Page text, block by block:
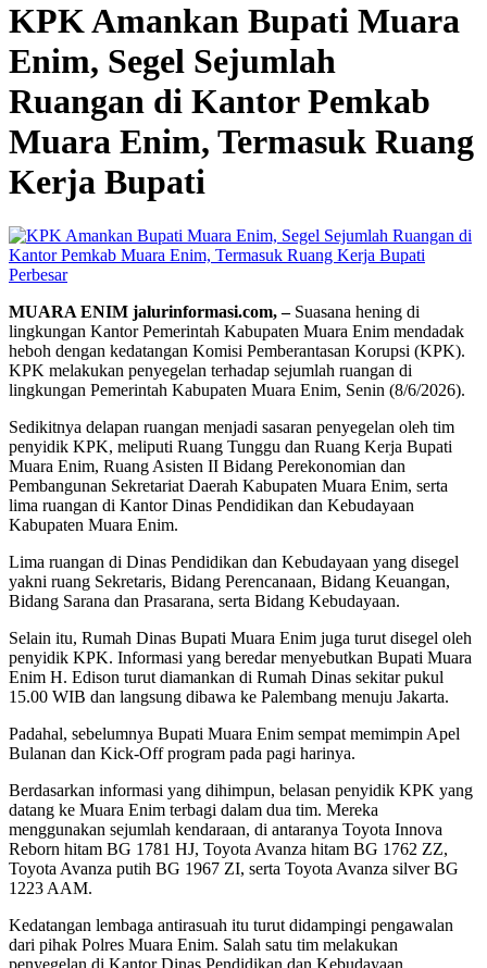
KPK Amankan Bupati Muara
Enim, Segel Sejumlah
Ruangan di Kantor Pemkab
Muara Enim, Termasuk Ruang
Kerja Bupati
Perbesar
MUARA ENIM jalurinformasi.com, –Suasana hening di
lingkungan Kantor Pemerintah Kabupaten Muara Enim mendadak
heboh dengan kedatangan Komisi Pemberantasan Korupsi (KPK).
KPK melakukan penyegelan terhadap sejumlah ruangan di
lingkungan Pemerintah Kabupaten Muara Enim, Senin (8/6/2026).
Sedikitnya delapan ruangan menjadi sasaran penyegelan oleh tim
penyidik KPK, meliputi Ruang Tunggu dan Ruang Kerja Bupati
Muara Enim, Ruang Asisten II Bidang Perekonomian dan
Pembangunan Sekretariat Daerah Kabupaten Muara Enim, serta
lima ruangan di Kantor Dinas Pendidikan dan Kebudayaan
Kabupaten Muara Enim.
Lima ruangan di Dinas Pendidikan dan Kebudayaan yang disegel
yakni ruang Sekretaris, Bidang Perencanaan, Bidang Keuangan,
Bidang Sarana dan Prasarana, serta Bidang Kebudayaan.
Selain itu, Rumah Dinas Bupati Muara Enim juga turut disegel oleh
penyidik KPK. Informasi yang beredar menyebutkan Bupati Muara
Enim H. Edison turut diamankan di Rumah Dinas sekitar pukul
15.00 WIB dan langsung dibawa ke Palembang menuju Jakarta.
Padahal, sebelumnya Bupati Muara Enim sempat memimpin Apel
Bulanan dan Kick-Off program pada pagi harinya.
Berdasarkan informasi yang dihimpun, belasan penyidik KPK yang
datang ke Muara Enim terbagi dalam dua tim. Mereka
menggunakan sejumlah kendaraan, di antaranya Toyota Innova
Reborn hitam BG 1781 HJ, Toyota Avanza hitam BG 1762 ZZ,
Toyota Avanza putih BG 1967 ZI, serta Toyota Avanza silver BG
1223 AAM.
Kedatangan lembaga antirasuah itu turut didampingi pengawalan
dari pihak Polres Muara Enim. Salah satu tim melakukan
penyegelan di Kantor Dinas Pendidikan dan Kebudayaan